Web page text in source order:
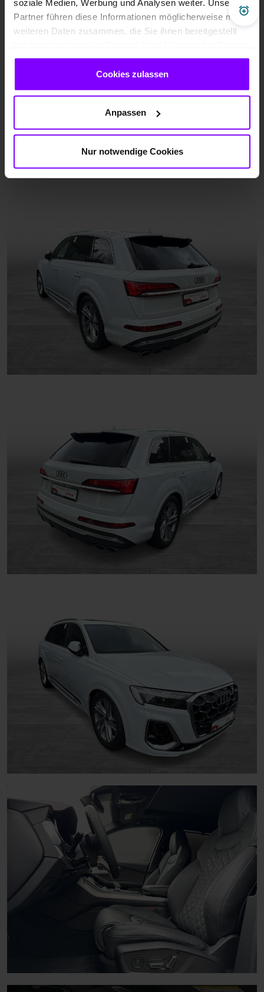
soziale Medien, Werbung und Analysen weiter. Unsere
Partner führen diese Informationen möglicherweise mit
weiteren Daten zusammen, die Sie ihnen bereitgestellt
gesammelt haben.
Cookies zulassen
Anpassen
Nur notwendige Cookies